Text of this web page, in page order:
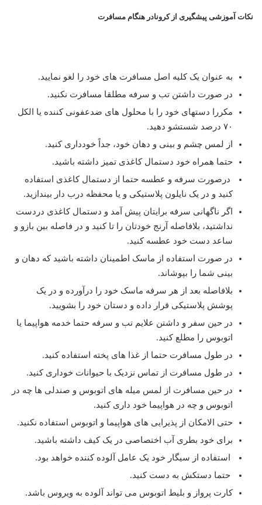
نکات آموزشی پیشگیری از کرونادر هنگام مسافرت
به عنوان یک کلیه اصل مسافرت های خود را لغو نمایید.
در صورت داشتن تب و سرفه مطلقا مسافرت نکنید.
مکررا دستهای خود را با محلول های ضدعفونی کننده یا الکل
۷۰ درصد شستشو دهید.
از لمس چشم و بینی و دهان خود، جداً خودداری کنید.
حتما همراه خود دستمال کاغذی تمیز داشته باشید.
درصورت سرفه و عطسه حتما از دستمال کاغذی استفاده
کنید و در یک نایلون پلاستیکی و یا محفظه درب دار بیندازید.
اگر ناگهانی سرفه برایتان پیش آمد و دستمال کاغذی دردست
نداشتید، بلافاصله آرنج خودتان را تا کنید و در فاصله بین بازو و
ساعد دست خود عطسه کنید.
در صورت استفاده از ماسک اطمینان داشته باشید که دهان و
بینی شما را بپوشاند.
بلافاصله بعد از هر سرفه ماسک خود را درآورده و در یک
پوشش پلاستیکی قرار داده و دستان خود را بشویید.
در حین سفر و داشتن علایم تب و سرفه حتما خدمه هواپیما یا
اتوبوس را مطلع کنید.
در طول مسافرت حتما از غذا های پخته استفاده کنید.
در طول مسافرت از تماس نزدیک با حیوانات خوداری کنید.
در حین مسافرت از لمس میله های اتوبوس و صندلی ها چه در
اتوبوس و چه در هواپیما خود داری کنید.
حتی الامکان از پذیرایی های هواپیما و اتوبوس استفاده نکنید.
برای خود بطری آب اختصاصی در یک کیف داشته باشید.
استفاده از سیگار خود یک عامل آلوده کننده خواهد بود.
حتما دستکش به دست کنید.
کارت پرواز و بلیط اتوبوس می تواند آلوده به ویروس باشد.